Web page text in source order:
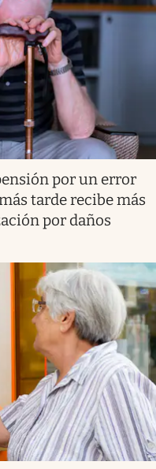
por un error
tarde recibe más
por daños